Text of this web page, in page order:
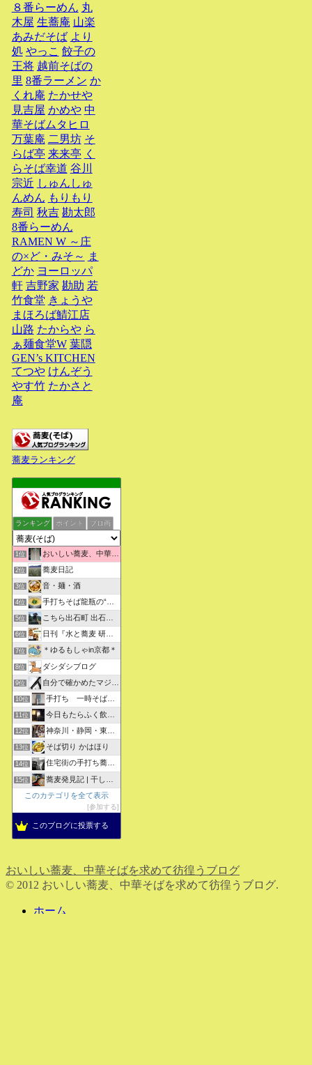
８番らーめん 丸
木屋 生蕎庵 山楽
あみだそば より
処 やっこ 餃子の
王将 越前そばの
里 8番ラーメン か
くれ庵 たかせや
見吉屋 かめや 中
華そばムタヒロ
万葉庵 二男坊 そ
らば亭 来来亭 く
らそば幸道 谷川
宗近 しゅんしゅ
んめん もりもり
寿司 秋吉 勘太郎
8番らーめん
RAMEN W ～庄
の×ど・みそ～ ま
どか ヨーロッパ
軒 吉野家 勘助 若
竹食堂 きょうや
まほろば鯖江店
山路 たからや ら
ぁ麺食堂W 葉隠
GEN’s KITCHEN
てつや けんぞう
やす竹 たかさと
庵
蕎麦ランキング
ランキング ポイント ブロ画
1位 おいしい蕎麦、中華そばを求めて彷徨うブログ
2位 蕎麦日記
3位 音・麺・酒
4位 手打ちそば龍瓶の“いつも心に太陽を”
5位 こちら出石町 出石そばの「田中屋食品製造部」
6位 日刊『水と蕎麦 研究図鑑』
7位 ＊ゆるもしゃin京都＊
8位 ダシダシブログ
9位 自分で確かめたマジな近現代史・グルメな蕎麦・キレイなお花さん
10位 手打ち 一時そば (店主の軟式ホームページ）
11位 今日もたらふく飲んで食べた -湖月四代目嫁日記-
12位 神奈川・静岡・東京の蕎麦屋の評判と口コミ
13位 そば切り かはほり
14位 住宅街の手打ち蕎麦屋三代目ブログ
15位
蕎麦発見記 | 干しそばをメインにしたそばブログ
このカテゴリを全て表示
参加する
このブログに投票する
おいしい蕎麦、中華そばを求めて彷徨うブログ
© 2012 おいしい蕎麦、中華そばを求めて彷徨うブログ.
ホーム